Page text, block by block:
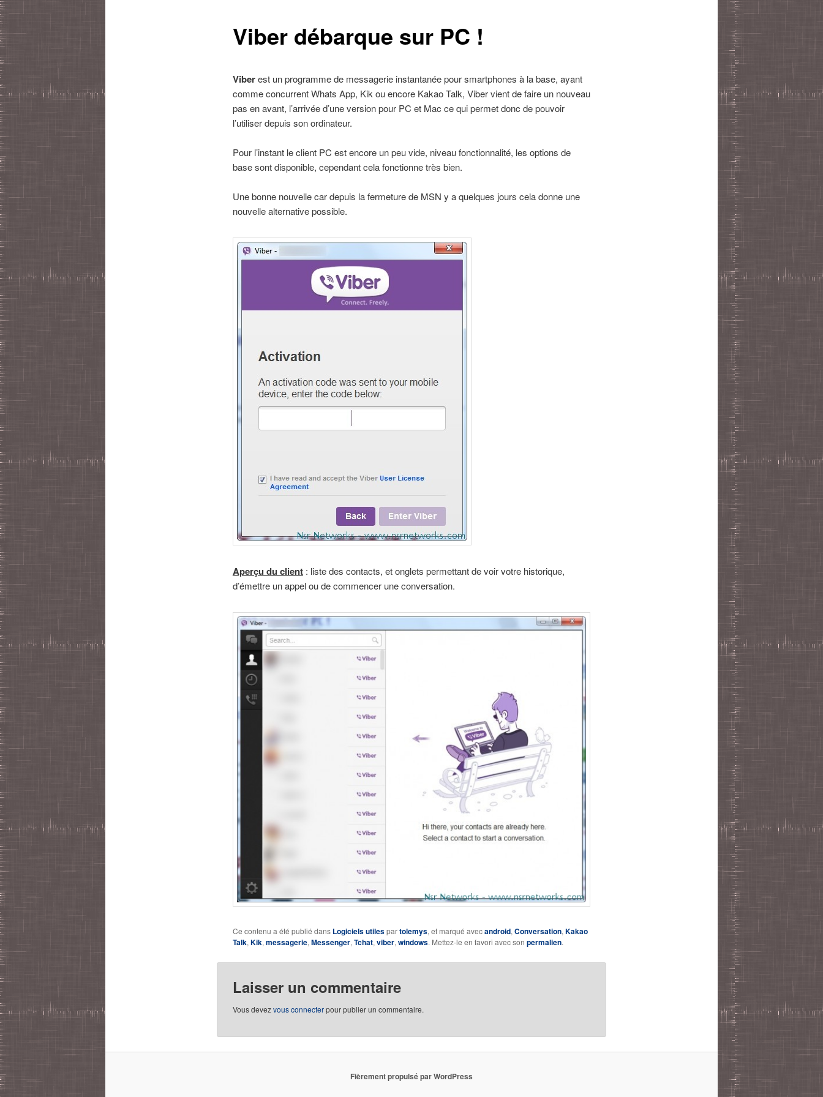
Viber débarque sur PC !
Viberest un programme de messagerie instantanée pour smartphones à la base, ayant
comme concurrent Whats App, Kik ou encore Kakao Talk, Viber vient de faire un nouveau
pas en avant, l’arrivée d’une version pour PC et Mac ce qui permet donc de pouvoir
l’utiliser depuis son ordinateur.
Pour l’instant le client PC est encore un peu vide, niveau fonctionnalité, les options de
base sont disponible, cependant cela fonctionne très bien.
Une bonne nouvelle car depuis la fermeture de MSN y a quelques jours cela donne une
nouvelle alternative possible.
Aperçu du client: liste des contacts, et onglets permettant de voir votre historique,
d’émettre un appel ou de commencer une conversation.
Ce contenu a été publié dans Logiciels utilespartolemys, et marqué avecandroid, Conversation, Kakao
Talk, Kik, messagerie, Messenger, Tchat, viber, windows. Mettez-le en favori avec son permalien.
Laisser un commentaire
Vous devezvous connecterpour publier un commentaire.
Fièrement propulsé par WordPress